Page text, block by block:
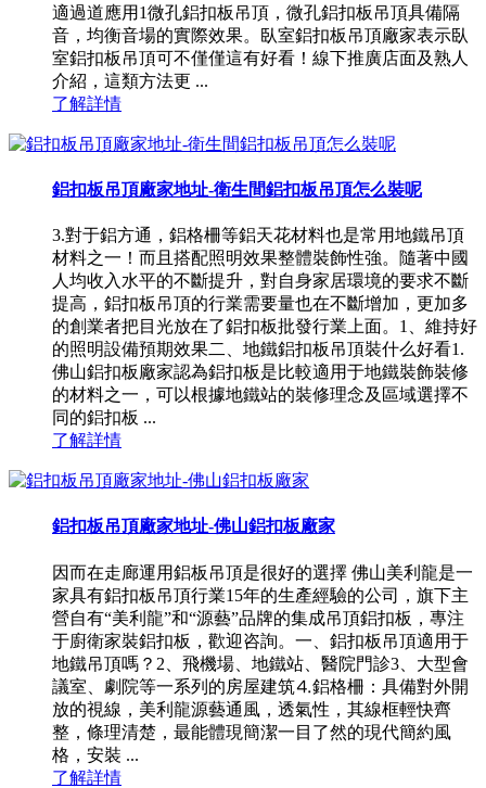
適過道應用1微孔鋁扣板吊頂，微孔鋁扣板吊頂具備隔
音，均衡音場的實際效果。臥室鋁扣板吊頂廠家表示臥
室鋁扣板吊頂可不僅僅這有好看！線下推廣店面及熟人
介紹，這類方法更 ...
了解詳情
鋁扣板吊頂廠家地址-衛生間鋁扣板吊頂怎么裝呢
3.對于鋁方通，鋁格柵等鋁天花材料也是常用地鐵吊頂
材料之一！而且搭配照明效果整體裝飾性強。隨著中國
人均收入水平的不斷提升，對自身家居環境的要求不斷
提高，鋁扣板吊頂的行業需要量也在不斷增加，更加多
的創業者把目光放在了鋁扣板批發行業上面。1、維持好
的照明設備預期效果二、地鐵鋁扣板吊頂裝什么好看1.
佛山鋁扣板廠家認為鋁扣板是比較適用于地鐵裝飾裝修
的材料之一，可以根據地鐵站的裝修理念及區域選擇不
同的鋁扣板 ...
了解詳情
鋁扣板吊頂廠家地址-佛山鋁扣板廠家
因而在走廊運用鋁板吊頂是很好的選擇 佛山美利龍是一
家具有鋁扣板吊頂行業15年的生產經驗的公司，旗下主
營自有“美利龍”和“源藝”品牌的集成吊頂鋁扣板，專注
于廚衛家裝鋁扣板，歡迎咨詢。一、鋁扣板吊頂適用于
地鐵吊頂嗎？2、飛機場、地鐵站、醫院門診3、大型會
議室、劇院等一系列的房屋建筑⒋鋁格柵：具備對外開
放的視線，美利龍源藝通風，透氣性，其線框輕快齊
整，條理清楚，最能體現簡潔一目了然的現代簡約風
格，安裝 ...
了解詳情